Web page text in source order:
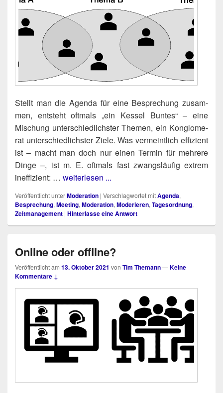
Stellt man die Agen­da für eine Bespre­chung zusam­
men, ent­steht oft­mals „ein Kes­sel Bun­tes“ – eine
Mischung unter­schied­lichs­ter The­men, ein Kon­glo­me­
rat unter­schied­lichs­ter Zie­le. Was ver­meint­lich effi­zi­ent
ist – macht man doch nur einen Ter­min für meh­re­re
Din­ge –, ist m. E. oft­mals fast zwangs­läu­fig extrem
ineffizient: … weiterlesen ...
Veröffentlicht unterModeration | Verschlagwortet mitAgenda,
Besprechung, Meeting, Moderation, Moderieren, Tagesordnung,
Zeitmanagement | Hinterlasse eine Antwort
Online oder offline?
Veröffentlicht am 13. Oktober 2021 von Tim Themann—Keine
Kommentare ↓